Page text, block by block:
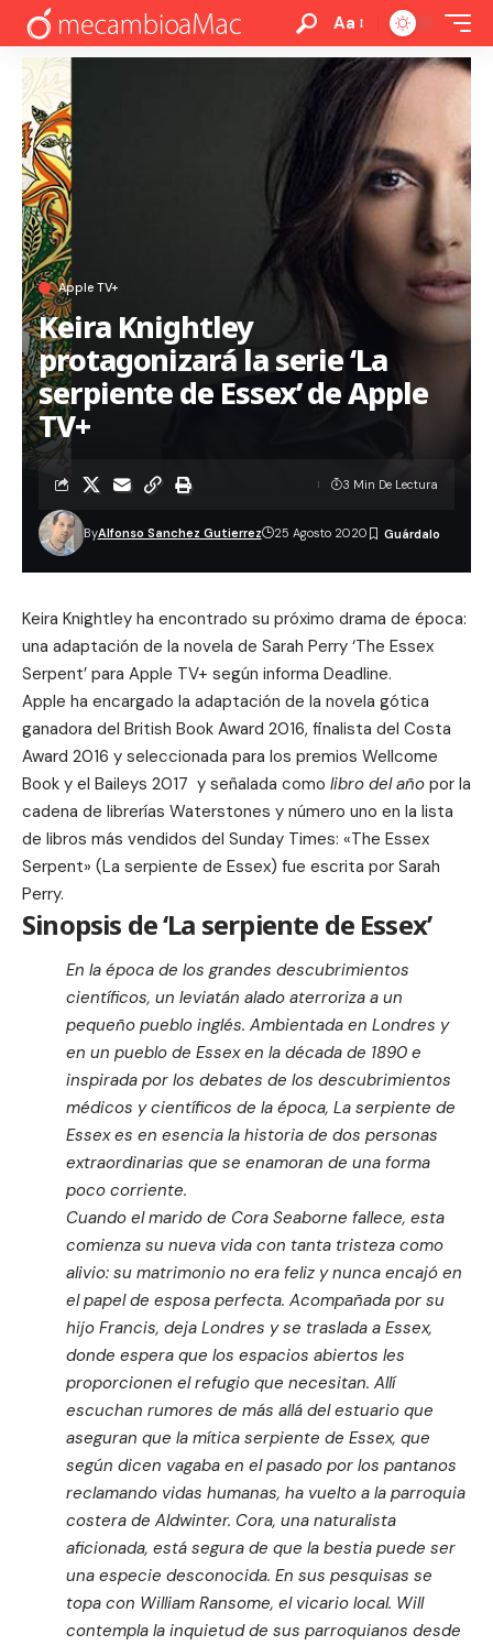
Aa
Apple TV+
Keira Knightley
protagonizará la serie ‘La
serpiente de Essex’ de Apple
TV+
ByAlfonso Sanchez Gutierrez 25 Agosto 2020
3 Min De Lectura
Keira Knightley ha encontrado su próximo drama de época:
una adaptación de la novela de Sarah Perry ‘The Essex
Serpent’ para Apple TV+ según informa Deadline.
Apple ha encargado la adaptación de la novela gótica
ganadora del British Book Award 2016, finalista del Costa
Award 2016 y seleccionada para los premios Wellcome
Book y el Baileys 2017 y señalada como libro del año por la
cadena de librerías Waterstones y número uno en la lista
de libros más vendidos del Sunday Times: «The Essex
Serpent» (La serpiente de Essex) fue escrita por Sarah
Perry.
Sinopsis de ‘La serpiente de Essex’
En la época de los grandes descubrimientos
científicos, un leviatán alado aterroriza a un
pequeño pueblo inglés. Ambientada en Londres y
en un pueblo de Essex en la década de 1890 e
inspirada por los debates de los descubrimientos
médicos y científicos de la época, La serpiente de
Essex es en esencia la historia de dos personas
extraordinarias que se enamoran de una forma
poco corriente.
Cuando el marido de Cora Seaborne fallece, esta
comienza su nueva vida con tanta tristeza como
alivio: su matrimonio no era feliz y nunca encajó en
el papel de esposa perfecta. Acompañada por su
hijo Francis, deja Londres y se traslada a Essex,
donde espera que los espacios abiertos les
proporcionen el refugio que necesitan. Allí
escuchan rumores de más allá del estuario que
aseguran que la mítica serpiente de Essex, que
según dicen vagaba en el pasado por los pantanos
reclamando vidas humanas, ha vuelto a la parroquia
costera de Aldwinter. Cora, una naturalista
aficionada, está segura de que la bestia puede ser
una especie desconocida. En sus pesquisas se
topa con William Ransome, el vicario local. Will
contempla la inquietud de sus parroquianos desde